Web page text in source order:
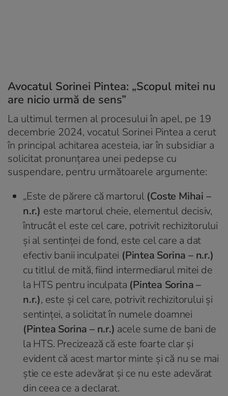
Avocatul Sorinei Pintea: „Scopul mitei nu
are nicio urmă de sens”
La ultimul termen al procesului în apel, pe 19
decembrie 2024, vocatul Sorinei Pintea a cerut
în principal achitarea acesteia, iar în subsidiar a
solicitat pronunțarea unei pedepse cu
suspendare, pentru următoarele argumente:
„Este de părere că martorul (Coste Mihai –
n.r.) este martorul cheie, elementul decisiv,
întrucât el este cel care, potrivit rechizitorului
și al sentinței de fond, este cel care a dat
efectiv banii inculpatei (Pintea Sorina – n.r.)
cu titlul de mită, fiind intermediarul mitei de
la HTS pentru inculpata (Pintea Sorina –
n.r.), este și cel care, potrivit rechizitorului și
sentinței, a solicitat în numele doamnei
(Pintea Sorina – n.r.) acele sume de bani de
la HTS. Precizează că este foarte clar şi
evident că acest martor minte şi că nu se mai
ştie ce este adevărat şi ce nu este adevărat
din ceea ce a declarat.